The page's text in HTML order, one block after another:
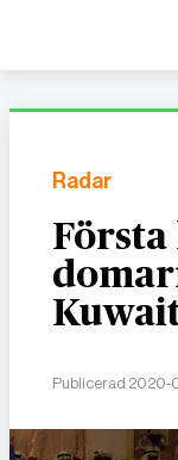
Radar
Publicerad 2020-